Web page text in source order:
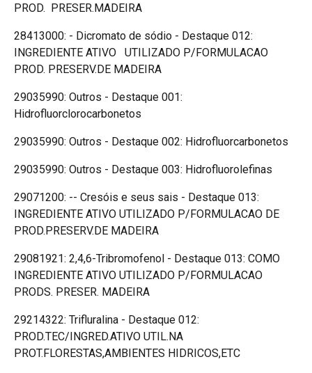
PROD. PRESER.MADEIRA
28413000: - Dicromato de sódio - Destaque 012:
INGREDIENTE ATIVO UTILIZADO P/FORMULACAO
PROD. PRESERV.DE MADEIRA
29035990: Outros - Destaque 001:
Hidrofluorclorocarbonetos
29035990: Outros - Destaque 002: Hidrofluorcarbonetos
29035990: Outros - Destaque 003: Hidrofluorolefinas
29071200: -- Cresóis e seus sais - Destaque 013:
INGREDIENTE ATIVO UTILIZADO P/FORMULACAO DE
PROD.PRESERV.DE MADEIRA
29081921: 2,4,6-Tribromofenol - Destaque 013: COMO
INGREDIENTE ATIVO UTILIZADO P/FORMULACAO
PRODS. PRESER. MADEIRA
29214322: Trifluralina - Destaque 012:
PROD.TEC/INGRED.ATIVO UTIL.NA
PROT.FLORESTAS,AMBIENTES HIDRICOS,ETC